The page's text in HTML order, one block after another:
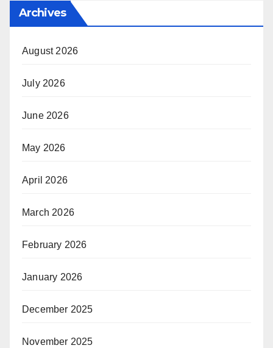
Archives
August 2026
July 2026
June 2026
May 2026
April 2026
March 2026
February 2026
January 2026
December 2025
November 2025